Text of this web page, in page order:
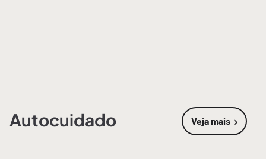
Autocuidado Veja mais
sobre